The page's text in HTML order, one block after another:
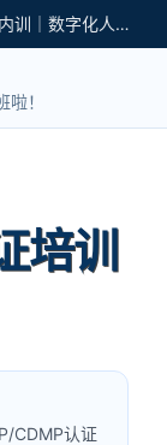
艾威培训｜职业认证培训｜IT技术培训｜企业内训｜数字化人才培养
！
培训
CDMP认证